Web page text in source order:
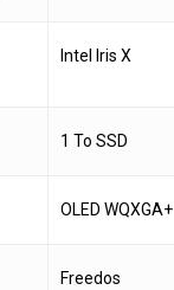
Intel Iris X
1 To SSD
OLED WQXGA+
Freedos